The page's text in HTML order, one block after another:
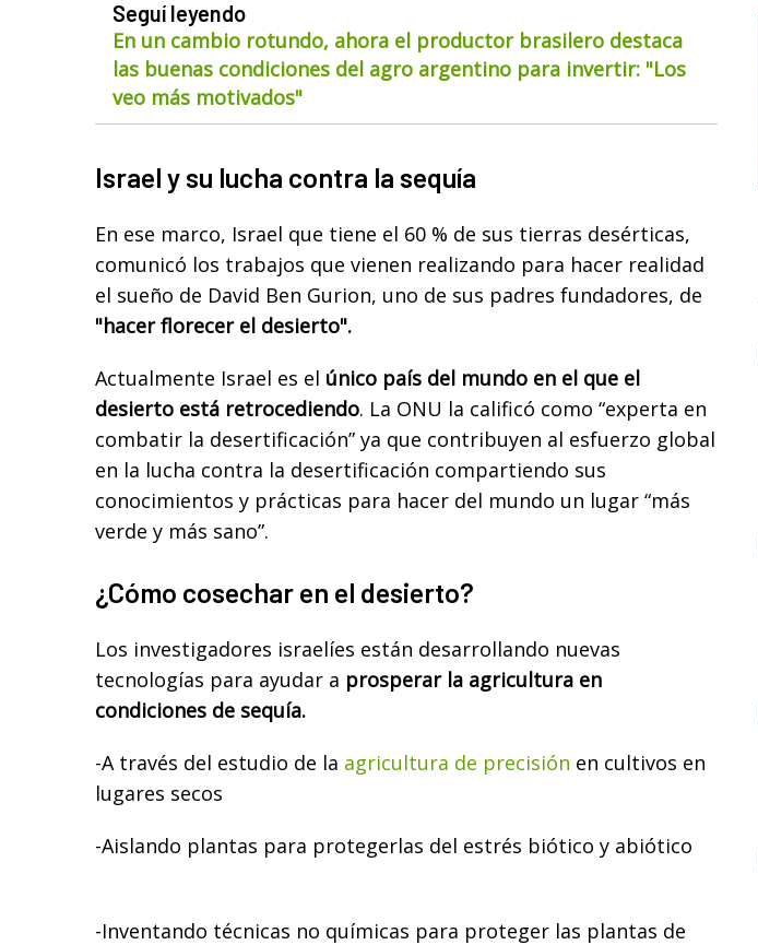
Seguí leyendo
En un cambio rotundo, ahora el productor brasilero destaca
las buenas condiciones del agro argentino para invertir: "Los
veo más motivados"
Israel y su lucha contra la sequía
En ese marco, Israel que tiene el 60 % de sus tierras desérticas,
comunicó los trabajos que vienen realizando para hacer realidad
el sueño de David Ben Gurion, uno de sus padres fundadores, de
"hacer florecer el desierto".
Actualmente Israel es el único país del mundo en el que el
desierto está retrocediendo. La ONU la calificó como “experta en
combatir la desertificación” ya que contribuyen al esfuerzo global
en la lucha contra la desertificación compartiendo sus
conocimientos y prácticas para hacer del mundo un lugar “más
verde y más sano”.
¿Cómo cosechar en el desierto?
Los investigadores israelíes están desarrollando nuevas
tecnologías para ayudar a prosperar la agricultura en
condiciones de sequía.
-A través del estudio de la agricultura de precisión en cultivos en
lugares secos
-Aislando plantas para protegerlas del estrés biótico y abiótico
-Inventando técnicas no químicas para proteger las plantas de